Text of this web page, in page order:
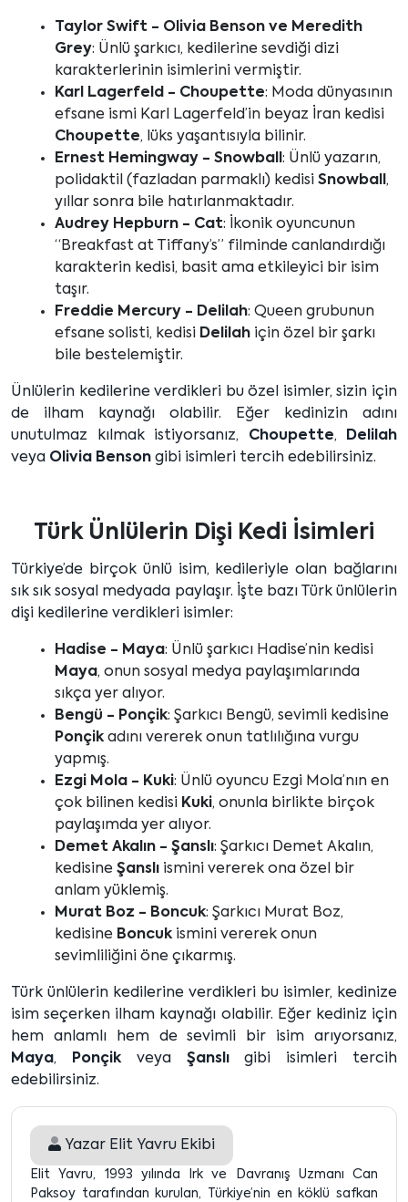
Taylor Swift - Olivia Benson ve Meredith
Grey: Ünlü şarkıcı, kedilerine sevdiği dizi
karakterlerinin isimlerini vermiştir.
Karl Lagerfeld - Choupette: Moda dünyasının
efsane ismi Karl Lagerfeld’in beyaz İran kedisi
Choupette, lüks yaşantısıyla bilinir.
Ernest Hemingway - Snowball: Ünlü yazarın,
polidaktil (fazladan parmaklı) kedisi Snowball,
yıllar sonra bile hatırlanmaktadır.
Audrey Hepburn - Cat: İkonik oyuncunun
“Breakfast at Tiffany’s” filminde canlandırdığı
karakterin kedisi, basit ama etkileyici bir isim
taşır.
Freddie Mercury - Delilah: Queen grubunun
efsane solisti, kedisi Delilah için özel bir şarkı
bile bestelemiştir.
Ünlülerin kedilerine verdikleri bu özel isimler, sizin için
de ilham kaynağı olabilir. Eğer kedinizin adını
unutulmaz kılmak istiyorsanız, Choupette, Delilah
veya Olivia Benson gibi isimleri tercih edebilirsiniz.
Türk Ünlülerin Dişi Kedi İsimleri
Türkiye’de birçok ünlü isim, kedileriyle olan bağlarını
sık sık sosyal medyada paylaşır. İşte bazı Türk ünlülerin
dişi kedilerine verdikleri isimler:
Hadise - Maya: Ünlü şarkıcı Hadise’nin kedisi
Maya, onun sosyal medya paylaşımlarında
sıkça yer alıyor.
Bengü - Ponçik: Şarkıcı Bengü, sevimli kedisine
Ponçikadını vererek onun tatlılığına vurgu
yapmış.
Ezgi Mola - Kuki: Ünlü oyuncu Ezgi Mola’nın en
çok bilinen kedisi Kuki, onunla birlikte birçok
paylaşımda yer alıyor.
Demet Akalın - Şanslı: Şarkıcı Demet Akalın,
kedisine Şanslı ismini vererek ona özel bir
anlam yüklemiş.
Murat Boz - Boncuk: Şarkıcı Murat Boz,
kedisine Boncukismini vererek onun
sevimliliğini öne çıkarmış.
Türk ünlülerin kedilerine verdikleri bu isimler, kedinize
isim seçerken ilham kaynağı olabilir. Eğer kediniz için
hem anlamlı hem de sevimli bir isim arıyorsanız,
Maya, Ponçikveya Şanslıgibi isimleri tercih
edebilirsiniz.
Yazar Elit Yavru Ekibi
Elit Yavru, 1993 yılında Irk ve Davranış Uzmanı Can
Paksoy tarafından kurulan, Türkiye’nin en köklü safkan